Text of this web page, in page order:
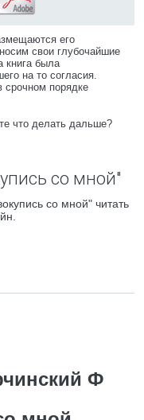
его
свои глубочайшие
книга была
на то согласия.
срочном порядке
что делать дальше?
со мной"
со мной" читать
Ф